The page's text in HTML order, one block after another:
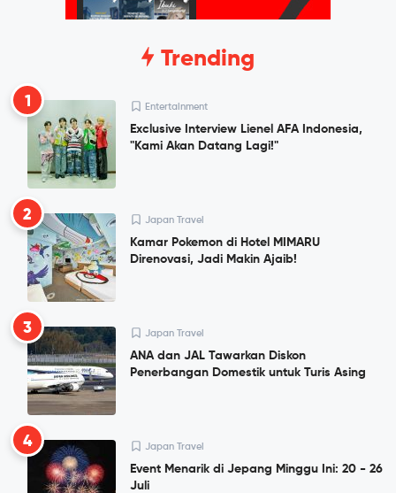
Trending
1 Entertainment
Exclusive Interview Lienel AFA Indonesia,
"Kami Akan Datang Lagi!"
2 Japan Travel
Kamar Pokemon di Hotel MIMARU
Direnovasi, Jadi Makin Ajaib!
3 Japan Travel
ANA dan JAL Tawarkan Diskon
Penerbangan Domestik untuk Turis Asing
4 Japan Travel
Event Menarik di Jepang Minggu Ini: 20 - 26
Juli